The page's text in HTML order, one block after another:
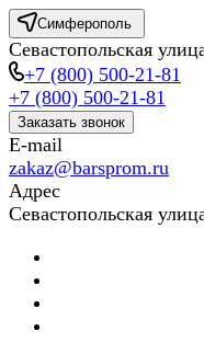
Симферополь
Севастопольская
+7 (800) 500-21-81
+7 (800) 500-21-81
Заказать звонок
E-mail
zakaz@barsprom.ru
Адрес
Севастопольская